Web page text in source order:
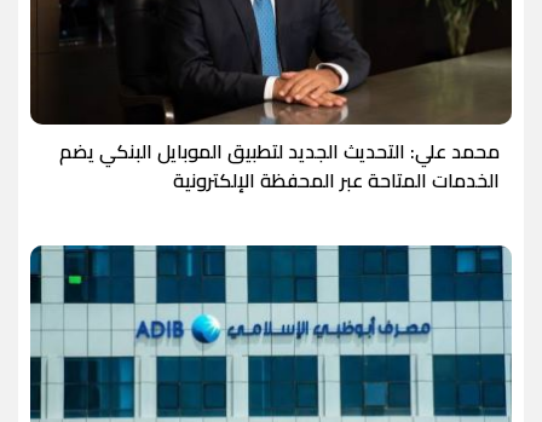
محمد علي: التحديث الجديد لتطبيق الموبايل البنكي يضم
الخدمات المتاحة عبر المحفظة الإلكترونية